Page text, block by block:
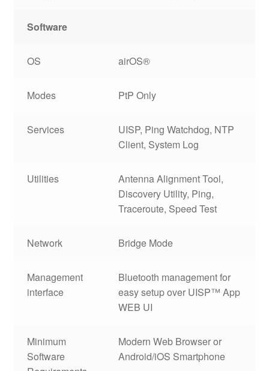
Software
OS airOS®
Modes PtP Only
Services
UISP, Ping Watchdog, NTP
Client, System Log
Utilities
Antenna Alignment Tool,
Discovery Utility, Ping,
Traceroute, Speed Test
Network Bridge Mode
Management
interface
Bluetooth management for
easy setup over UISP™ App
WEB UI
Minimum
Software
Modern Web Browser or
Android/iOS Smartphone